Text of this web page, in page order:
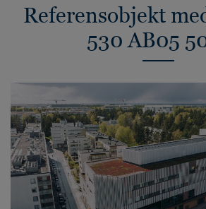
Referensobjekt
530 AB05